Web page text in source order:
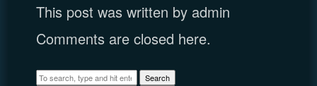
This post was written by admin
Comments are closed here.
Search